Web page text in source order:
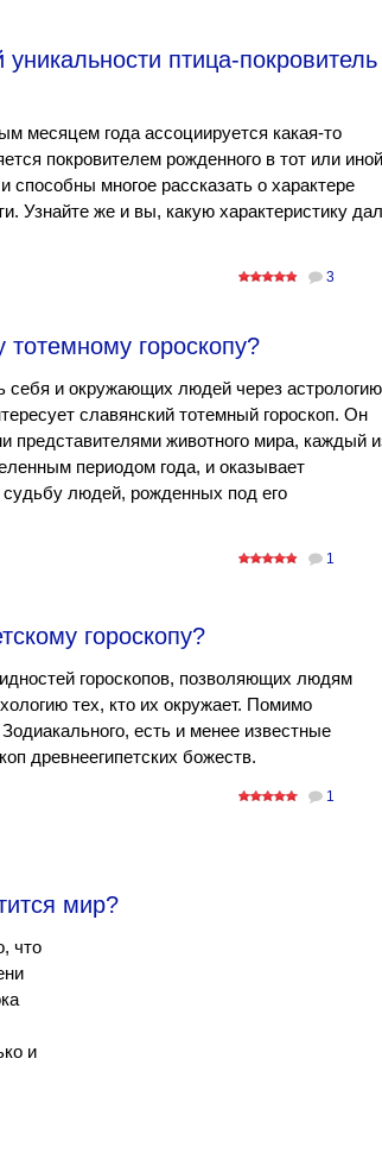
птица-покровитель
месяцем года ассоциируется какая-то
покровителем рожденного в тот или иной
способны многое рассказать о характере
Узнайте же и вы, какую характеристику
3
гороскопу?
себя и окружающих людей через
славянский тотемный гороскоп. Он
представителями животного мира, каждый
периодом года, и оказывает
людей, рожденных под его
1
гороскопу?
гороскопов, позволяющих людям
тех, кто их окружает. Помимо
есть и менее известные
древнеегипетских божеств.
1
мир?
что
и